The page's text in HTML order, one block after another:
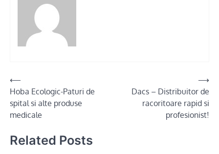
Post
navigation
⟵
Hoba Ecologic-Paturi de
spital si alte produse
medicale
Dacs – Distribuitor de
racoritoare rapid si
profesionist!
⟶
Related Posts